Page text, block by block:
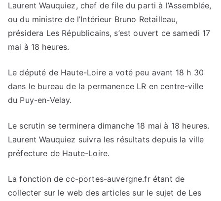
Laurent Wauquiez, chef de file du parti à l’Assemblée,
ou du ministre de l’Intérieur Bruno Retailleau,
présidera Les Républicains, s’est ouvert ce samedi 17
mai à 18 heures.
Le député de Haute-Loire a voté peu avant 18 h 30
dans le bureau de la permanence LR en centre-ville
du Puy-en-Velay.
Le scrutin se terminera dimanche 18 mai à 18 heures.
Laurent Wauquiez suivra les résultats depuis la ville
préfecture de Haute-Loire.
La fonction de cc-portes-auvergne.fr étant de
collecter sur le web des articles sur le sujet de Les